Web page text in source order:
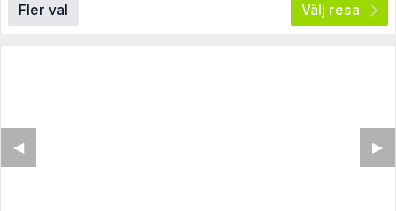
Fler val Välj resa
▶︎
◀︎